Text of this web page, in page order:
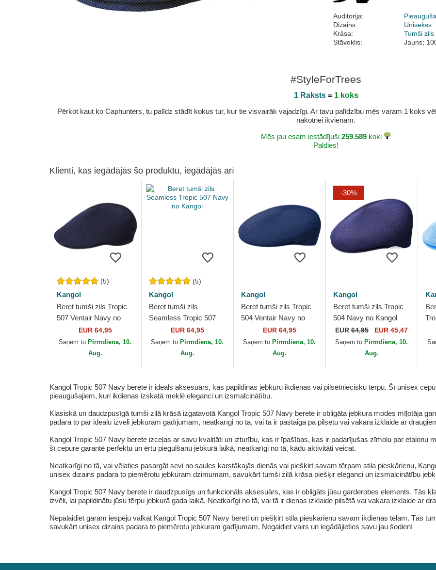
Auditorija:
Dizains:
Unisekss
Krāsa:
Tumši zils
Stāvoklis:
Jauns;
#StyleForTrees
1 Raksts= 1 koks
Pērkot kaut ko Caphunters, tu palīdz stādīt kokus tur, kur tie visvairāk vajadzīgi. Ar tavu palīdzību mēs varam 1 koks
nākotnei ikvienam.
Mēs jau esam iestādījuši 259.589 koki
Paldies!
Klienti, kas iegādājās šo produktu, iegādājās arī
(5)
Kangol
Beret tumši zils Tropic
507 Ventair Navy no
EUR 64,95
Saņem to Pirmdiena, 10.
Aug.
(5)
Kangol
Beret tumši zils
Seamless Tropic 507
Navy no Kangol
EUR 64,95
Saņem to Pirmdiena, 10.
Aug.
Kangol
Beret tumši zils Tropic
504 Ventair Navy no
EUR 64,95
Saņem to Pirmdiena, 10.
Aug.
-30%
Kangol
Beret tumši zils Tropic
504 Navy no Kangol
EUR64,95 EUR 45,47
Saņem to Pirmdiena, 10.
Aug.
Kangol Tropic 507 Navy berete ir ideāls aksesuārs, kas papildinās jebkuru ikdienas vai pilsētniecisku tērpu. Šī unisex
pieaugušajiem, kuri ikdienas izskatā meklē eleganci un izsmalcinātību.
Klasiskā un daudzpusīgā tumši zilā krāsā izgatavotā Kangol Tropic 507 Navy berete ir obligāta jebkura modes mīļotāja
padara to par ideālu izvēli jebkuram gadījumam, neatkarīgi no tā, vai tā ir pastaiga pa pilsētu vai vakara izklaide ar
Kangol Tropic 507 Navy berete izceļas ar savu kvalitāti un izturību, kas ir īpašības, kas ir padarījušas zīmolu par etalonu
šī cepure garantē perfektu un ērtu piegulšanu jebkurā laikā, neatkarīgi no tā, kādu aktivitāti veicat.
Neatkarīgi no tā, vai vēlaties pasargāt sevi no saules karstākajās dienās vai piešķirt savam tērpam stila pieskārienu,
unisex dizains padara to piemērotu jebkuram dzimumam, savukārt tumši zilā krāsa piešķir eleganci un izsmalcinātību
Kangol Tropic 507 Navy berete ir daudzpusīgs un funkcionāls aksesuārs, kas ir obligāts jūsu garderobes elements. Tās
izvēli, lai papildinātu jūsu tērpu jebkurā gada laikā. Neatkarīgi no tā, vai tā ir dienas izklaide pilsētā vai vakara izklaide ar
Nepalaidiet garām iespēju valkāt Kangol Tropic 507 Navy bereti un piešķirt stila pieskārienu savam ikdienas tēlam. Tās
savukārt unisex dizains padara to piemērotu jebkuram gadījumam. Negaidiet vairs un iegādājieties savu jau šodien!